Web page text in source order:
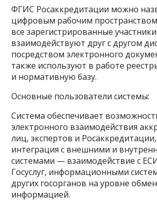
ФГИС Росаккредитации можно
цифровым рабочим
все зарегистрированные участники
взаимодействуют друг с другом
посредством электронного
также используют в работе
и нормативную базу.
Основные пользователи системы:
Система обеспечивает
электронного взаимодействия
лиц, экспертов и
интеграция с внешними и
системами — взаимодействие с
Госуслуг, информационными
других госорганов на уровне
информацией.